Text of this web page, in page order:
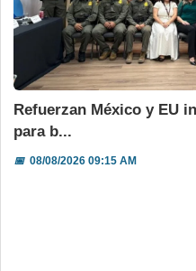
Refuerzan México y EU
para b...
📅08/08/2026 09:15 AM